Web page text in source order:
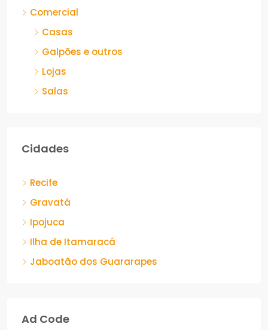
Comercial
Casas
Galpões e outros
Lojas
Salas
Cidades
Recife
Gravatá
Ipojuca
Ilha de Itamaracá
Jaboatão dos Guararapes
Ad Code